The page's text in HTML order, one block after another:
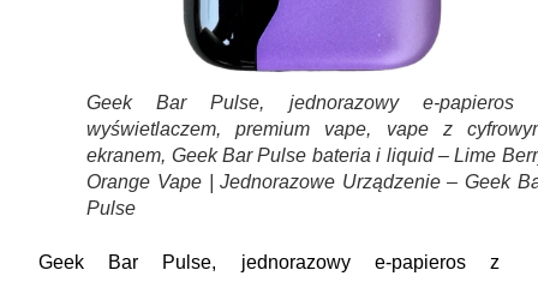
Geek Bar Pulse, jednorazowy e-papieros
wyświetlaczem, premium vape, vape z
ekranem, Geek Bar Pulse bateria i liquid – Lime
Orange Vape | Jednorazowe Urządzenie – Geek
Pulse
Geek Bar Pulse, jednorazowy e-papieros z